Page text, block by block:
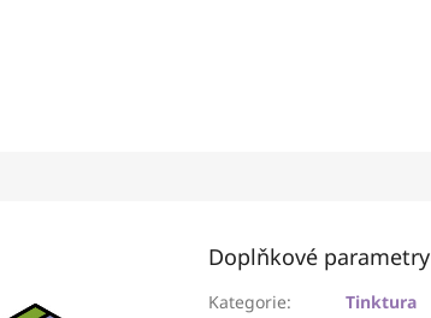
Doplňkové parametry
Kategorie:
Tinktura